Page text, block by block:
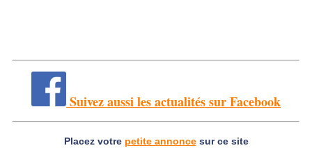
Suivez aussi les actualités sur Facebook
Placez votre petite annoncesur ce site